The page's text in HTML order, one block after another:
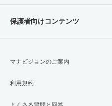
保護者向けコンテンツ
マナビジョンのご案内
利用規約